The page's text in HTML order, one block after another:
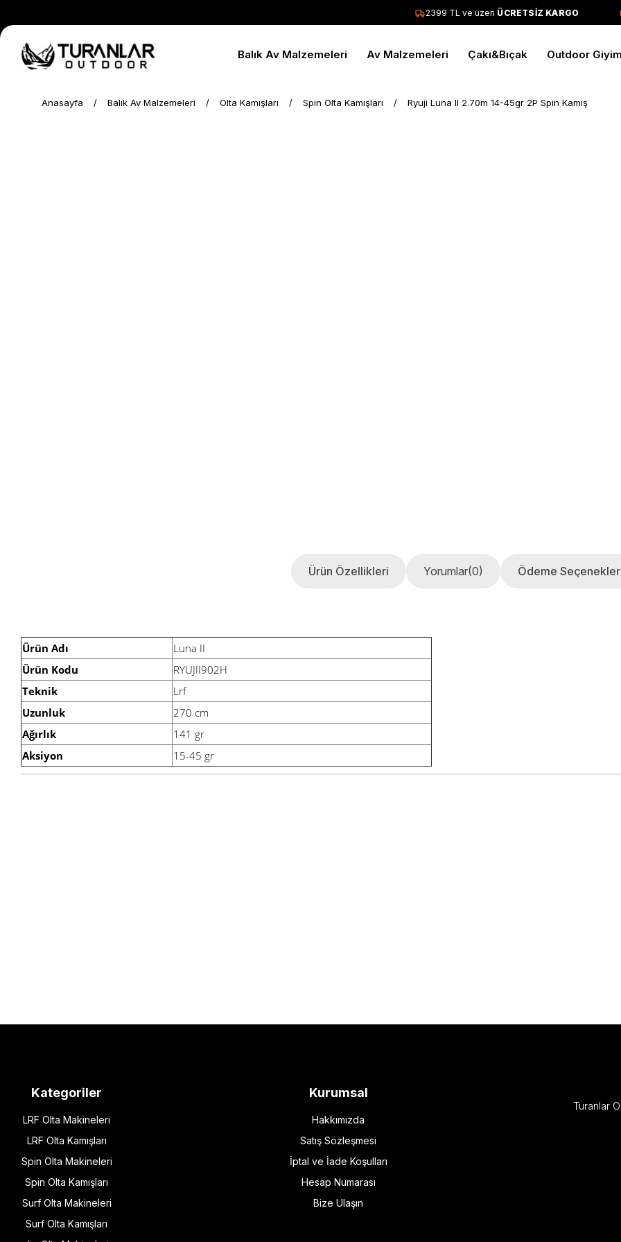
2399 TL ve üzeriÜCRETSİZ KARGO
Balık Av Malzemeleri Av Malzemeleri Çakı&Bıçak Outdoor
Anasayfa Balık Av Malzemeleri Olta Kamışları Spin Olta Kamışları Ryuji Luna II 2.70m 14-45gr 2P Spin Kamış
Ürün Özellikleri Yorumlar(0) Ödeme
Ürün Adı
Luna II
Ürün Kodu
RYUJII902H
Teknik
Lrf
Uzunluk
270 cm
Ağırlık
141 gr
Aksiyon
15-45 gr
Kategoriler
LRF Olta Makineleri
LRF Olta Kamışları
Spin Olta Makineleri
Spin Olta Kamışları
Surf Olta Makineleri
Surf Olta Kamışları
Kurumsal
Hakkımızda
Satış Sözleşmesi
İptal ve İade Koşulları
Hesap Numarası
Bize Ulaşın
Turanlar